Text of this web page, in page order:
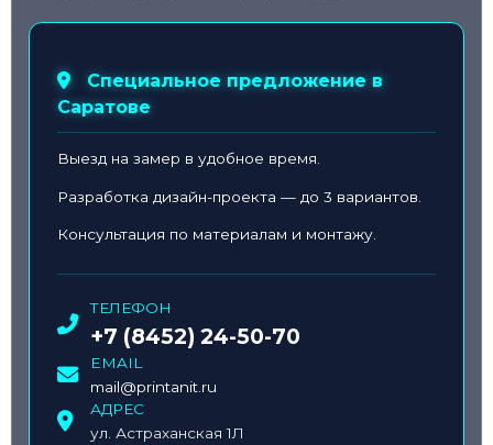
Специальное предложение в
Саратове
Выезд на замер в удобное время.
Разработка дизайн-проекта — до 3 вариантов.
Консультация по материалам и монтажу.
ТЕЛЕФОН
+7 (8452) 24-50-70
EMAIL
mail@printanit.ru
АДРЕС
ул. Астраханская 1Л